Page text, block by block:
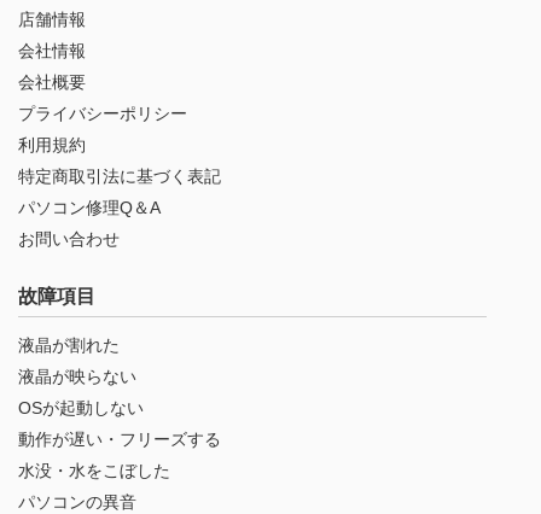
店舗情報
会社情報
会社概要
プライバシーポリシー
利用規約
特定商取引法に基づく表記
パソコン修理Q＆A
お問い合わせ
故障項目
液晶が割れた
液晶が映らない
OSが起動しない
動作が遅い・フリーズする
水没・水をこぼした
パソコンの異音